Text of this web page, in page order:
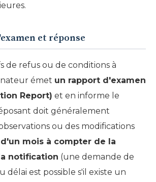
et réponse
de refus ou de conditions à
émet un rapport d'examen
Report) et en informe le
doit généralement
ou des modifications
mois à compter de la
notification (une demande de
délai est possible s'il existe un